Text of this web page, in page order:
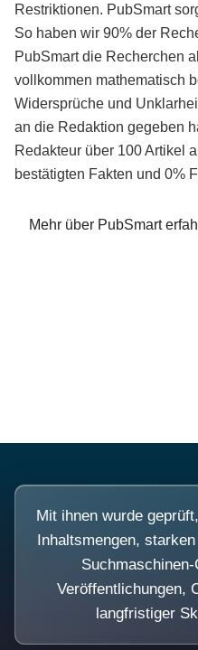
Restriktionen. PubSmart
So haben wir 90% der
PubSmart die Recherchen
vollkommen mathematisch
Widersprüche und
an die Redaktion gegeben
Redakteur über 100 Artikel
bestätigten Fakten und 0%
Mehr über PubSmart
Mit ihnen wurde
Inhaltsmengen,
Veröffentlichungen,
langfristiger